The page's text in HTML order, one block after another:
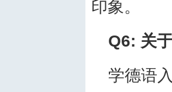
印象。
Q6: 关
学德语